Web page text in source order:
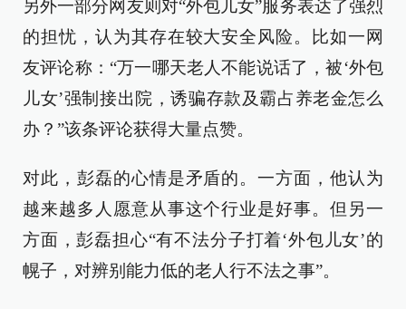
另外一部分网友则对“外包儿女”服务表达了强烈
的担忧，认为其存在较大安全风险。比如一网
友评论称：“万一哪天老人不能说话了，被‘外包
儿女’强制接出院，诱骗存款及霸占养老金怎么
办？”该条评论获得大量点赞。
对此，彭磊的心情是矛盾的。一方面，他认为
越来越多人愿意从事这个行业是好事。但另一
方面，彭磊担心“有不法分子打着‘外包儿女’的
幌子，对辨别能力低的老人行不法之事”。